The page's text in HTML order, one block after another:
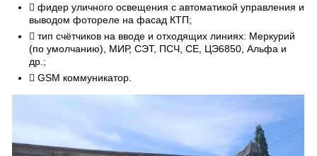
 фидер уличного освещения с автоматикой управления и
выводом фотореле на фасад КТП;
 тип счётчиков на вводе и отходящих линиях: Меркурий
(по умолчанию), МИР, СЭТ, ПСЧ, СЕ, ЦЭ6850, Альфа и
др.;
 GSM коммуникатор.